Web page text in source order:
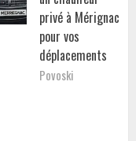
privé à Mérignac
pour vos
déplacements
Povoski